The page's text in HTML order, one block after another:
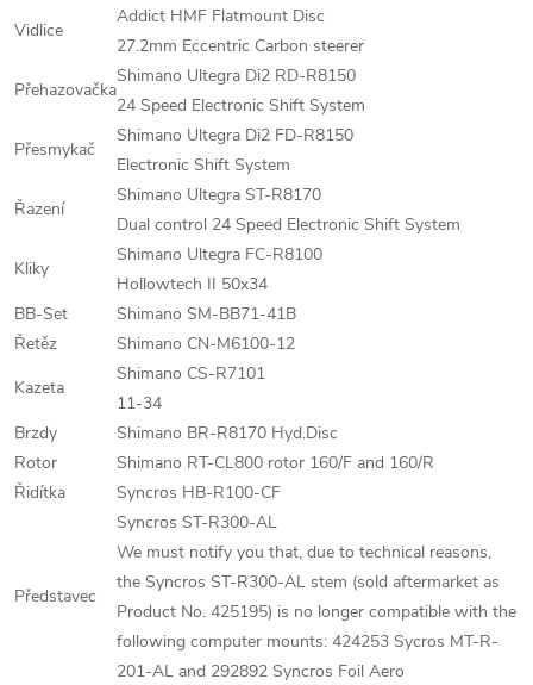
Vidlice
Addict HMF Flatmount Disc
27.2mm Eccentric Carbon steerer
Přehazovačka
Shimano Ultegra Di2 RD-R8150
24 Speed Electronic Shift System
Přesmykač
Shimano Ultegra Di2 FD-R8150
Electronic Shift System
Řazení
Shimano Ultegra ST-R8170
Dual control 24 Speed Electronic Shift System
Kliky
Shimano Ultegra FC-R8100
Hollowtech II 50x34
BB-Set
Shimano SM-BB71-41B
Řetěz
Shimano CN-M6100-12
Kazeta
Shimano CS-R7101
11-34
Brzdy
Shimano BR-R8170 Hyd.Disc
Rotor
Shimano RT-CL800 rotor 160/F and 160/R
Řidítka
Syncros HB-R100-CF
Představec
Syncros ST-R300-AL
We must notify you that, due to technical reasons,
the Syncros ST-R300-AL stem (sold aftermarket as
Product No. 425195) is no longer compatible with the
following computer mounts: 424253 Sycros MT-R-
201-AL and 292892 Syncros Foil Aero